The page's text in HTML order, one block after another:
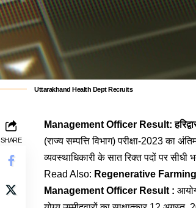
Uttarakhand Health Dept Recruits
SHARE
Management Officer Result:
(राज्य सम्पत्ति विभाग) परीक्षा-2023 का
व्यवस्थाधिकारी के सात रिक्त पदों पर सीधी
Read Also: Regenerative Farming
Management Officer Result :